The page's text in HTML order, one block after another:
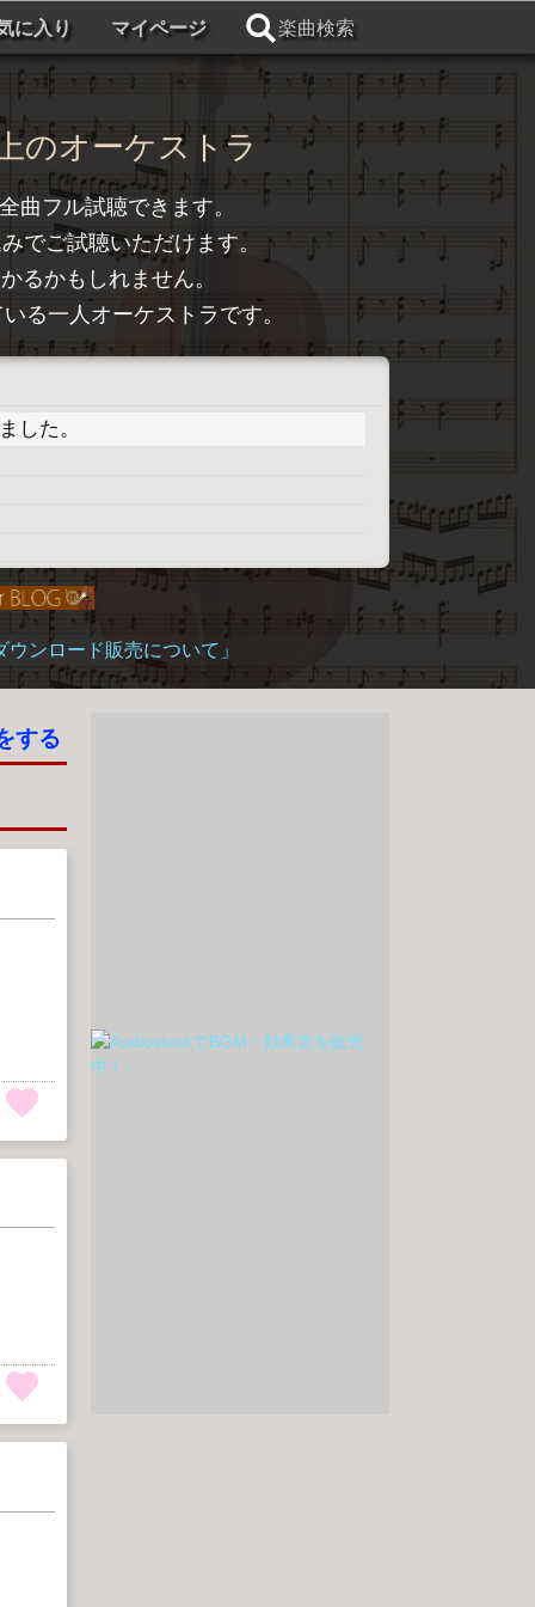
に入り マイページ 楽曲検索
のオーケストラ
曲フル試聴できます。
でご試聴いただけます。
るかもしれません。
る一人オーケストラです。
した。
ンロード販売について」
する